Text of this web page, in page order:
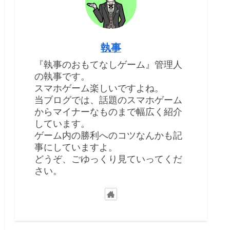
執事
『執事のおもてなしゲーム』管理人
の執事です。
スマホゲーム楽しいですよね。
当ブログでは、話題のスマホゲーム
からマイナーなものまで幅広く紹介
しています。
ゲーム内の勝利へのコツなんかも記
事にしていますよ。
どうぞ、ごゆっくり見ていってくだ
さい。